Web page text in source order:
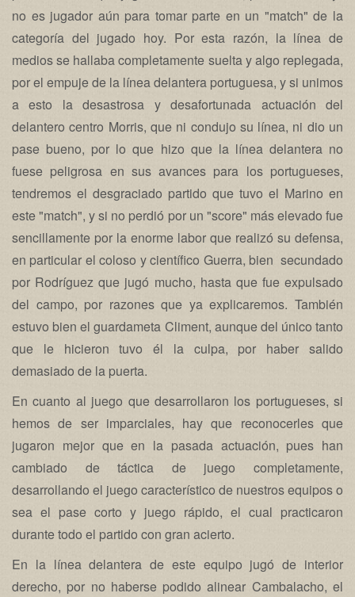
no es jugador aún para tomar parte en un "match" de la
categoría del jugado hoy. Por esta razón, la línea de
medios se hallaba completamente suelta y algo replegada,
por el empuje de la línea delantera portuguesa, y si unimos
a esto la desastrosa y desafortunada actuación del
delantero centro Morris, que ni condujo su línea, ni dio un
pase bueno, por lo que hizo que la línea delantera no
fuese peligrosa en sus avances para los portugueses,
tendremos el desgraciado partido que tuvo el Marino en
este "match", y si no perdió por un "score" más elevado fue
sencillamente por la enorme labor que realizó su defensa,
en particular el coloso y científico Guerra, bien secundado
por Rodríguez que jugó mucho, hasta que fue expulsado
del campo, por razones que ya explicaremos. También
estuvo bien el guardameta Climent, aunque del único tanto
que le hicieron tuvo él la culpa, por haber salido
demasiado de la puerta.
En cuanto al juego que desarrollaron los portugueses, si
hemos de ser imparciales, hay que reconocerles que
jugaron mejor que en la pasada actuación, pues han
cambiado de táctica de juego completamente,
desarrollando el juego característico de nuestros equipos o
sea el pase corto y juego rápido, el cual practicaron
durante todo el partido con gran acierto.
En la línea delantera de este equipo jugó de interior
derecho, por no haberse podido alinear Cambalacho, el